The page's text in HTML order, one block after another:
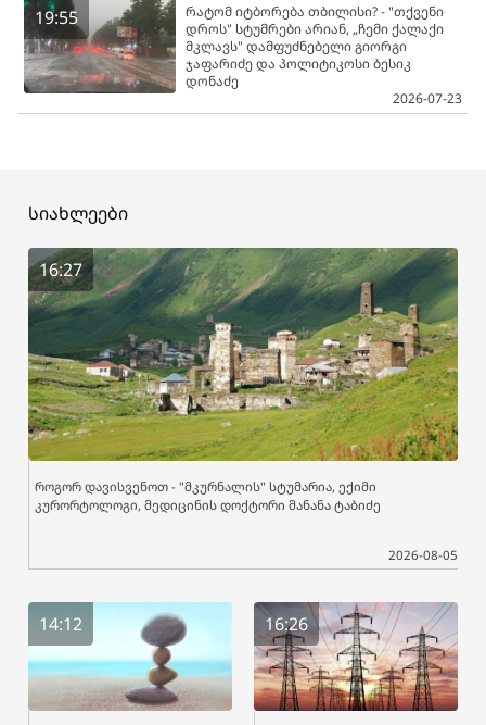
19:55
რატომ იტბორება თბილისი? - "თქვენი
დროს" სტუმრები არიან, „ჩემი ქალაქი
მკლავს" დამფუძნებელი გიორგი
ჯაფარიძე და პოლიტიკოსი ბესიკ
დონაძე
2026-07-23
სიახლეები
16:27
როგორ დავისვენოთ - "მკურნალის" სტუმარია, ექიმი
კურორტოლოგი, მედიცინის დოქტორი მანანა ტაბიძე
2026-08-05
14:12 16:26